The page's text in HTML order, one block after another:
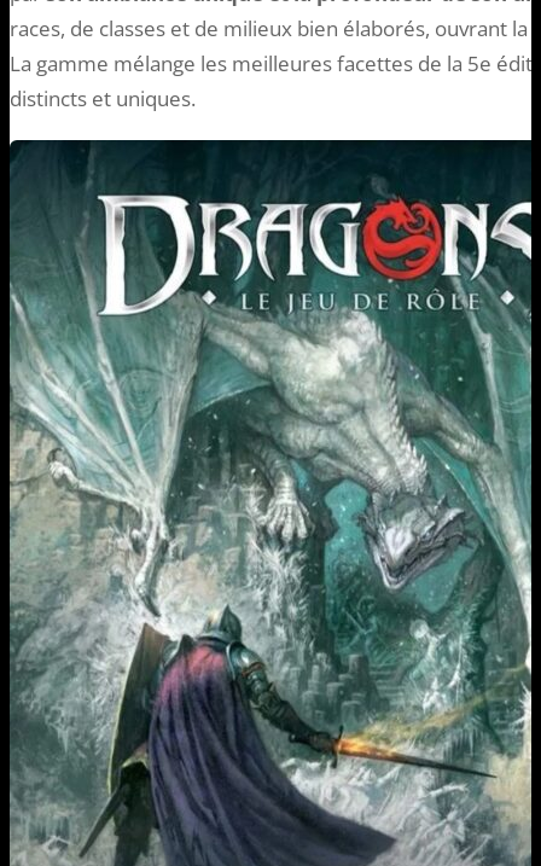
races, de classes et de milieux bien élaborés, ouvrant la
La gamme mélange les meilleures facettes de la 5e
distincts et uniques.